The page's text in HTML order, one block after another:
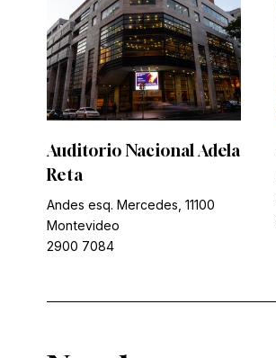
Auditorio Nacional Adela
Reta
Andes esq. Mercedes, 11100
Montevideo
2900 7084